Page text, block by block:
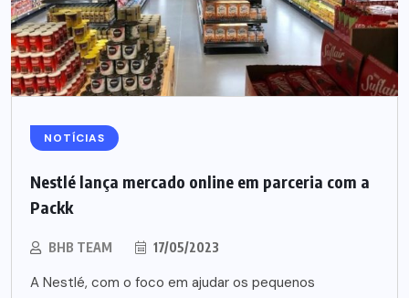
NOTÍCIAS
Nestlé lança mercado online em parceria com a
Packk
BHB TEAM 17/05/2023
A Nestlé, com o foco em ajudar os pequenos